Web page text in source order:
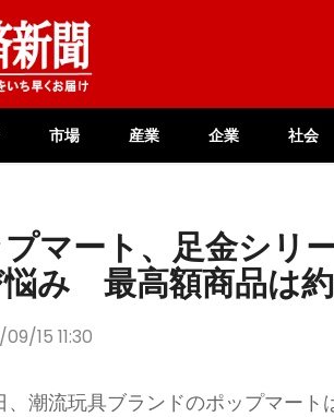
市場 産業 企業 社会
マート、足金シリ
み 最⾼額商品は約
15 11:30
、潮流玩具ブランドのポップマー